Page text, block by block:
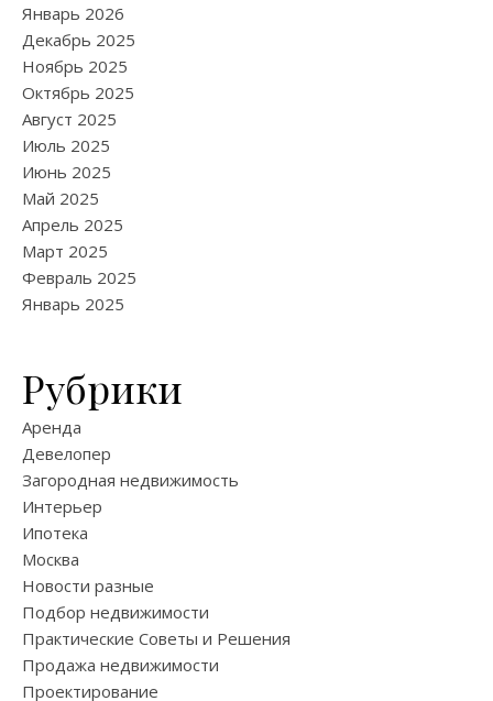
Январь 2026
Декабрь 2025
Ноябрь 2025
Октябрь 2025
Август 2025
Июль 2025
Июнь 2025
Май 2025
Апрель 2025
Март 2025
Февраль 2025
Январь 2025
Рубрики
Аренда
Девелопер
Загородная недвижимость
Интерьер
Ипотека
Москва
Новости разные
Подбор недвижимости
Практические Советы и Решения
Продажа недвижимости
Проектирование